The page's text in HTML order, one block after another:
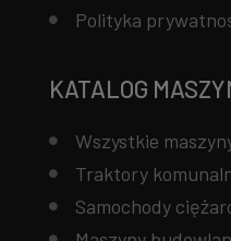
Polityka
KATALOG
Wszystkie
Traktory
Samochody